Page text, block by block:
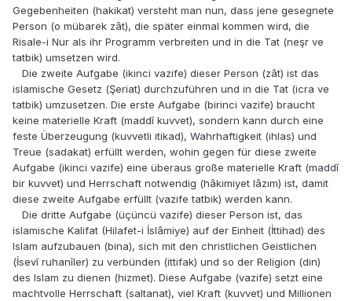
Gegebenheiten (hakikat) versteht man nun, dass jene gesegnete
Person (o mübarek zât), die später einmal kommen wird, die
Risale-i Nur als ihr Programm verbreiten und in die Tat (neşr ve
tatbik) umsetzen wird.
Die zweite Aufgabe (ikinci vazife) dieser Person (zât) ist das
islamische Gesetz (Şeriat) durchzuführen und in die Tat (icra ve
tatbik) umzusetzen. Die erste Aufgabe (birinci vazife) braucht
keine materielle Kraft (maddî kuvvet), sondern kann durch eine
feste Überzeugung (kuvvetli itikad), Wahrhaftigkeit (ihlas) und
Treue (sadakat) erfüllt werden, wohin gegen für diese zweite
Aufgabe (ikinci vazife) eine überaus große materielle Kraft (maddî
bir kuvvet) und Herrschaft notwendig (hâkimiyet lâzım) ist, damit
diese zweite Aufgabe erfüllt (vazife tatbik) werden kann.
Die dritte Aufgabe (üçüncü vazife) dieser Person ist, das
islamische Kalifat (Hilafet-i İslâmiye) auf der Einheit (İttihad) des
Islam aufzubauen (bina), sich mit den christlichen Geistlichen
(İsevî ruhanîler) zu verbünden (ittifak) und so der Religion (din)
des Islam zu dienen (hizmet). Diese Aufgabe (vazife) setzt eine
machtvolle Herrschaft (saltanat), viel Kraft (kuvvet) und Millionen